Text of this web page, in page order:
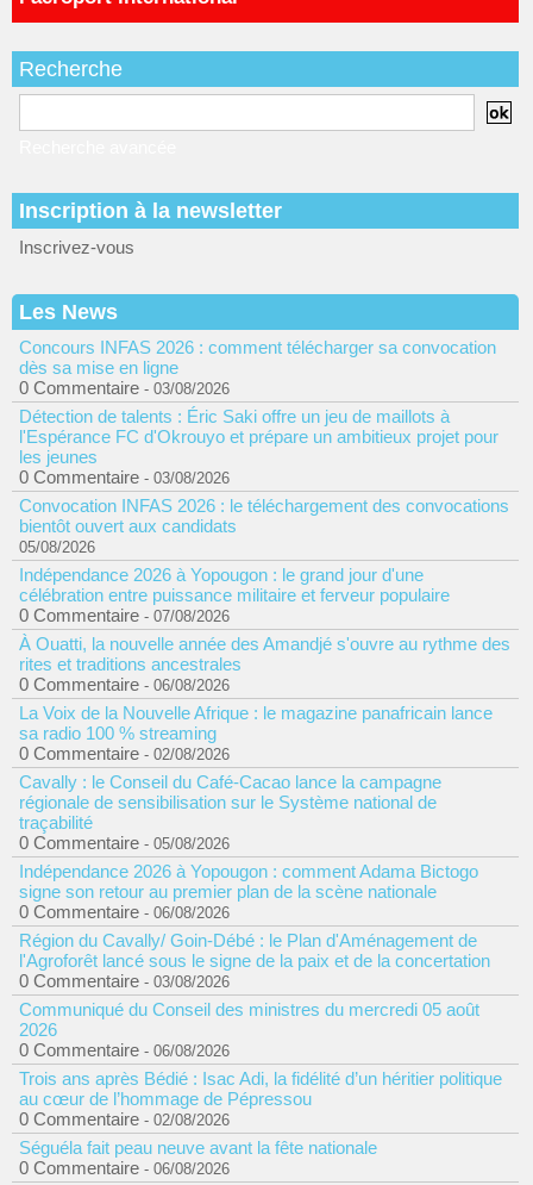
Recherche
Inscription à la newsletter
Inscrivez-vous
Les News
Concours INFAS 2026 : comment télécharger sa convocation
dès sa mise en ligne
0 Commentaire - 03/08/2026
Détection de talents : Éric Saki offre un jeu de maillots à
l'Espérance FC d'Okrouyo et prépare un ambitieux projet pour
les jeunes
0 Commentaire - 03/08/2026
Convocation INFAS 2026 : le téléchargement des convocations
bientôt ouvert aux candidats
05/08/2026
Indépendance 2026 à Yopougon : le grand jour d'une
célébration entre puissance militaire et ferveur populaire
0 Commentaire - 07/08/2026
À Ouatti, la nouvelle année des Amandjé s'ouvre au rythme des
rites et traditions ancestrales
0 Commentaire - 06/08/2026
La Voix de la Nouvelle Afrique : le magazine panafricain lance
sa radio 100 % streaming
0 Commentaire - 02/08/2026
Cavally : le Conseil du Café-Cacao lance la campagne
régionale de sensibilisation sur le Système national de
traçabilité
0 Commentaire - 05/08/2026
Indépendance 2026 à Yopougon : comment Adama Bictogo
signe son retour au premier plan de la scène nationale
0 Commentaire - 06/08/2026
Région du Cavally/ Goin-Débé : le Plan d'Aménagement de
l'Agroforêt lancé sous le signe de la paix et de la concertation
0 Commentaire - 03/08/2026
Communiqué du Conseil des ministres du mercredi 05 août
2026
0 Commentaire - 06/08/2026
Trois ans après Bédié : Isac Adi, la fidélité d’un héritier politique
au cœur de l’hommage de Pépressou
0 Commentaire - 02/08/2026
Séguéla fait peau neuve avant la fête nationale
0 Commentaire - 06/08/2026